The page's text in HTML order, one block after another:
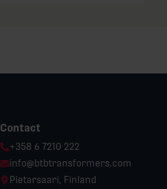
Contact
Phone:
+358 6 7210 222
Email:
info@btbtransformers.com
Location:
Pietarsaari, Finland